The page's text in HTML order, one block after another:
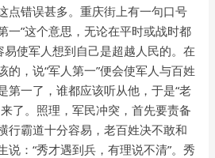
点错误甚多。重庆街上有一句口号
一”这个意思，无论在平时或战时都
易使军人想到自己是超越人民的。在
的，说“军人第一”便会使军人与百姓
第一了，谁都应该听从他，于是“老
了。照理，军民冲突，首先要责备
行霸道十分容易，老百姓决不敢和
说：“秀才遇到兵，有理说不清”。秀